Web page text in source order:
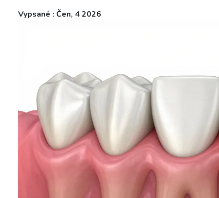
Vypsané : Čen, 4 2026